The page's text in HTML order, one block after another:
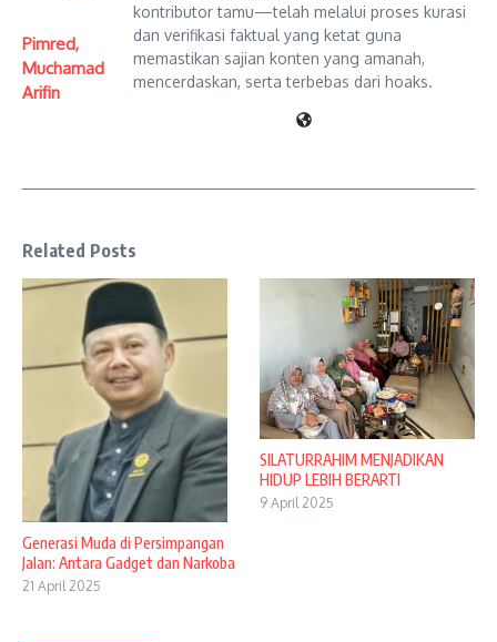
Pimred,
Muchamad
Arifin
kontributor tamu—telah melalui proses kurasi
dan verifikasi faktual yang ketat guna
memastikan sajian konten yang amanah,
mencerdaskan, serta terbebas dari hoaks.
Related Posts
Generasi Muda di Persimpangan
Jalan: Antara Gadget dan Narkoba
21 April 2025
SILATURRAHIM MENJADIKAN
HIDUP LEBIH BERARTI
9 April 2025